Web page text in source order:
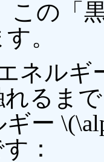
この「
。
ネルギ
るま
ー
：